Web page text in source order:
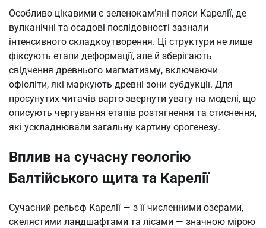
Особливо цікавими є зеленокам’яні пояси Карелії, де
вулканічні та осадові послідовності зазнали
інтенсивного складкоутворення. Ці структури не лише
фіксують етапи деформації, але й зберігають
свідчення древнього магматизму, включаючи
офіоліти, які маркують древні зони субдукції. Для
просунутих читачів варто звернути увагу на моделі, що
описують чергування етапів розтягнення та стиснення,
які ускладнювали загальну картину орогенезу.
Вплив на сучасну геологію
Балтійського щита та Карелії
Сучасний рельєф Карелії — з її численними озерами,
скелястими ландшафтами та лісами — значною мірою